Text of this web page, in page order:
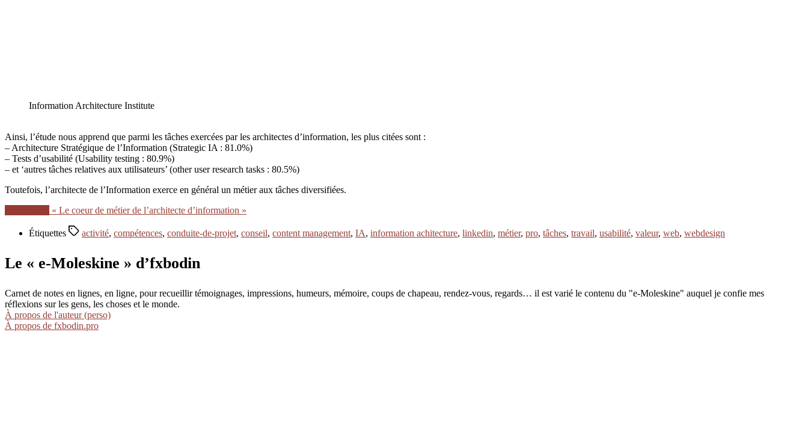
Information Architecture Institute
Ainsi, l’étude nous apprend que parmi les tâches exercées par les architectes d’information, les plus citées sont :
– Architecture Stratégique de l’Information (Strategic IA : 81.0%)
– Tests d’usabilité (Usability testing : 80.9%)
– et ‘autres tâches relatives aux utilisateurs’ (other user research tasks : 80.5%)
Toutefois, l’architecte de l’Information exerce en général un métier aux tâches diversifiées.
« Le coeur de métier de l’architecte d’information »
Étiquettes activité, compétences, conduite-de-projet, conseil, content management, IA, information achitecture, linkedin, métier, pro, tâches, travail, usabilité, valeur, web, webdesign
Le « e-Moleskine » d’fxbodin
Carnet de notes en lignes, en ligne, pour recueillir témoignages, impressions, humeurs, mémoire, coups de chapeau, rendez-vous, regards… il est varié le contenu du "e-Moleskine" auquel je confie mes
réflexions sur les gens, les choses et le monde.
À propos de l'auteur (perso)
À propos de fxbodin.pro